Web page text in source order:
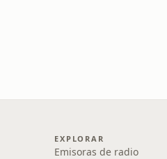
EXPLORAR
Emisoras de radio